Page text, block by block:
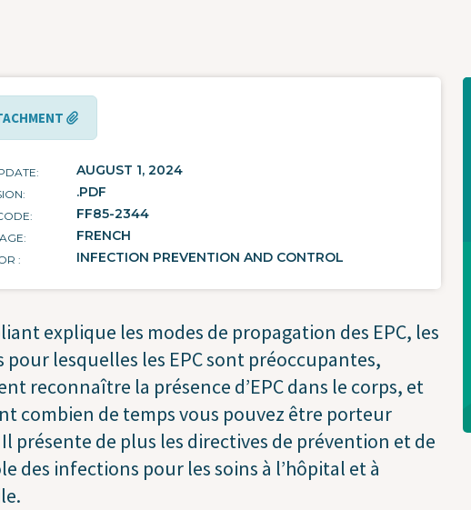
AUGUST 1, 2024
.PDF
FF85-2344
FRENCH
INFECTION PREVENTION AND CONTROL
explique les modes de propagation des EPC, les
pour lesquelles les EPC sont préoccupantes,
reconnaître la présence d’EPC dans le corps, et
combien de temps vous pouvez être porteur
Il présente de plus les directives de prévention et de
des infections pour les soins à l’hôpital et à